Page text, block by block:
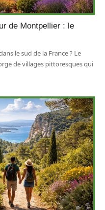
de Montpellier : le
le sud de la France ? Le
de villages pittoresques qui